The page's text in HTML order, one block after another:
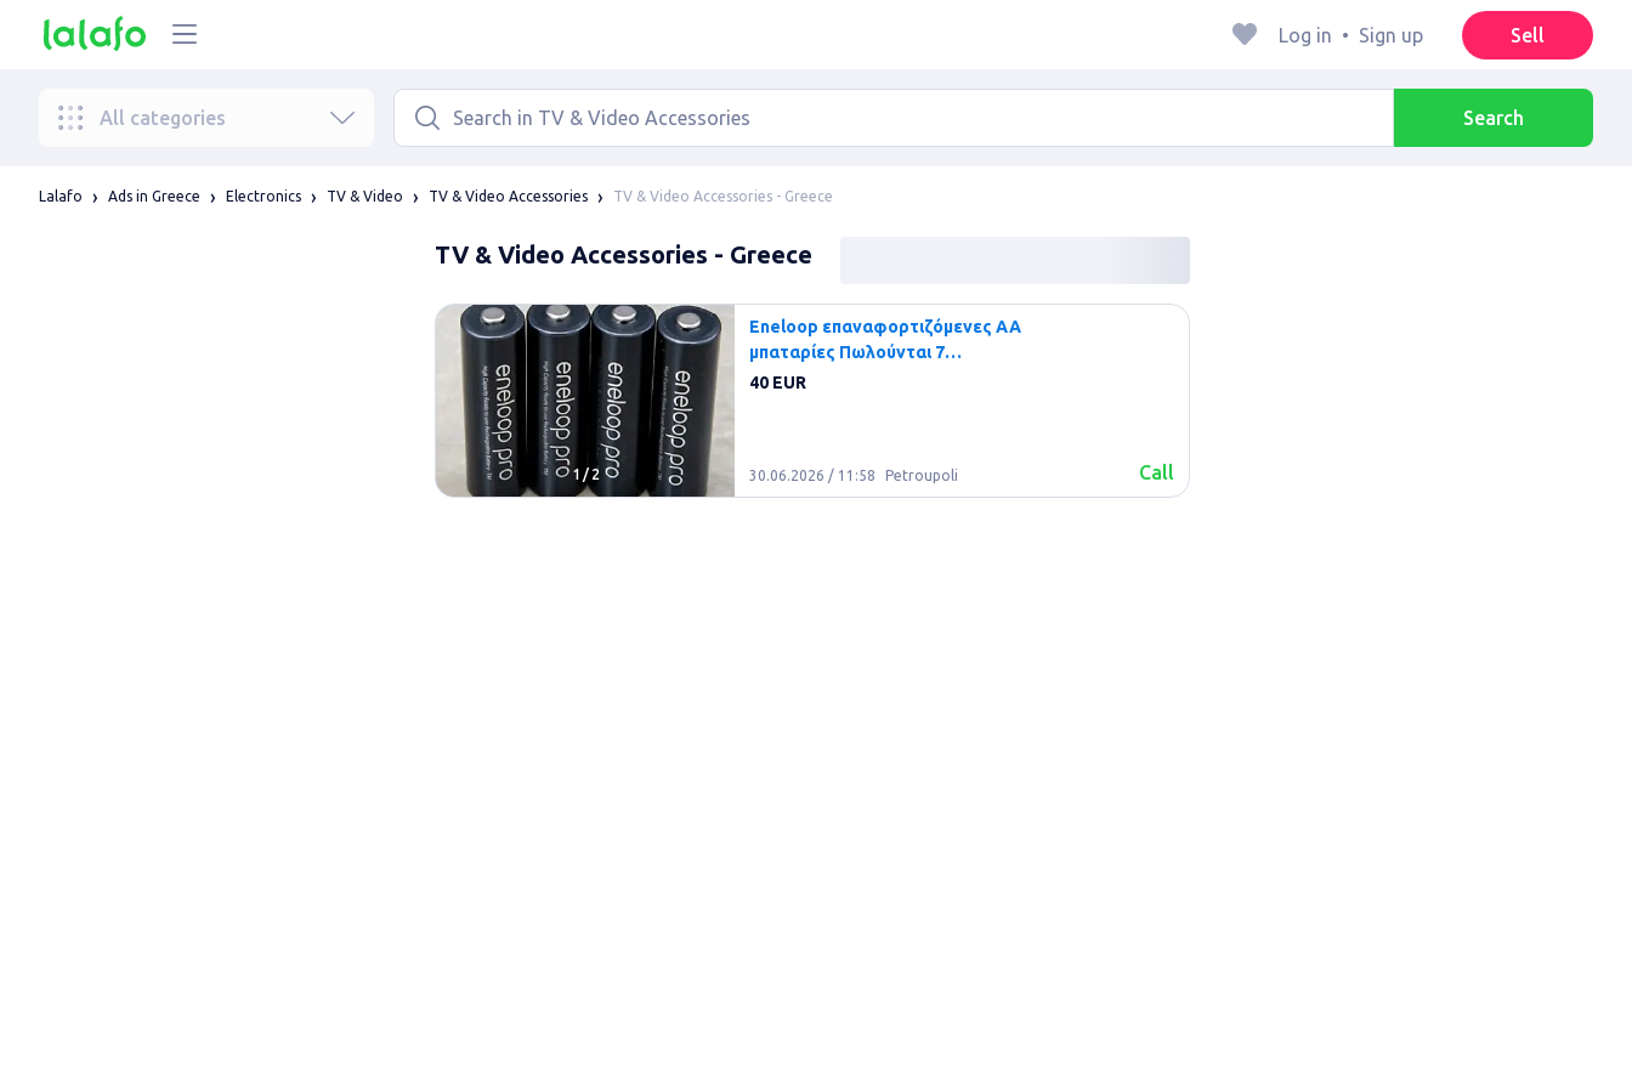
Log in • Sign up Sell
All categories Search
Lalafo Ads in Greece Electronics TV & Video TV & Video Accessories TV & Video Accessories - Greece
TV & Video Accessories - Greece
1 / 2
Eneloop επαναφορτιζόμενες ΑΑ
μπαταρίες Πωλούνται 7
επαναφορτιζόμενες
40 EUR
30.06.2026 / 11:58 Petroupoli Call